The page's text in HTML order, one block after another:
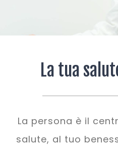
La tua
La persona è il
salute, al tuo